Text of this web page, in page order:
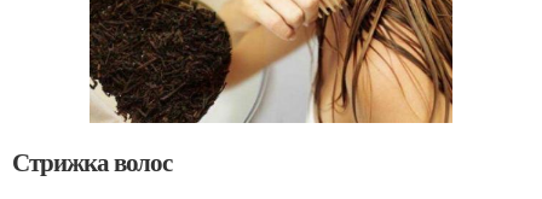
Стрижка волос